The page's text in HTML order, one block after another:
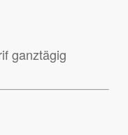
ganztägig